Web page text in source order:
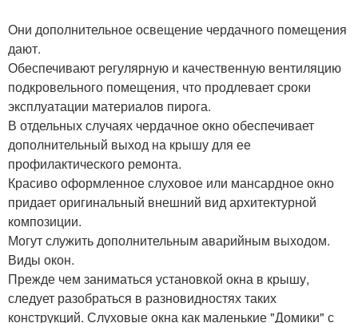
Они дополнительное освещение чердачного помещения
дают.
Обеспечивают регулярную и качественную вентиляцию
подкровельного помещения, что продлевает сроки
эксплуатации материалов пирога.
В отдельных случаях чердачное окно обеспечивает
дополнительный выход на крышу для ее
профилактического ремонта.
Красиво оформленное слуховое или мансардное окно
придает оригинальный внешний вид архитектурной
композиции.
Могут служить дополнительным аварийным выходом.
Виды окон.
Прежде чем заниматься установкой окна в крышу,
следует разобраться в разновидностях таких
конструкций. Слуховые окна как маленькие "Домики" с